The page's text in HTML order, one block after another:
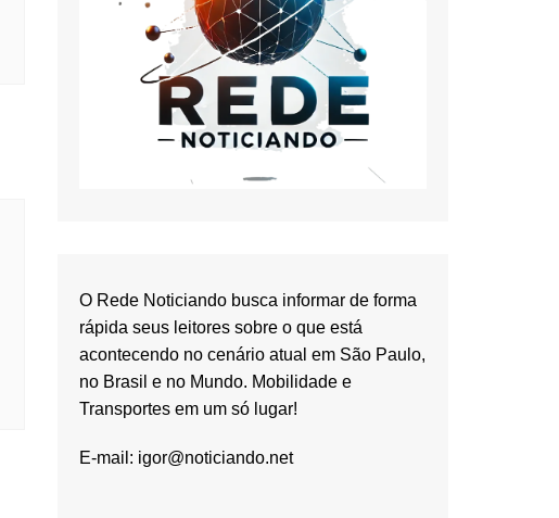
O Rede Noticiando busca informar de forma
rápida seus leitores sobre o que está
acontecendo no cenário atual em São Paulo,
no Brasil e no Mundo. Mobilidade e
Transportes em um só lugar!
E-mail: igor@noticiando.net